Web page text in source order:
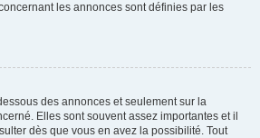
les annonces sont définies par les
des annonces et seulement sur la
Elles sont souvent assez importantes et il
dès que vous en avez la possibilité. Tout